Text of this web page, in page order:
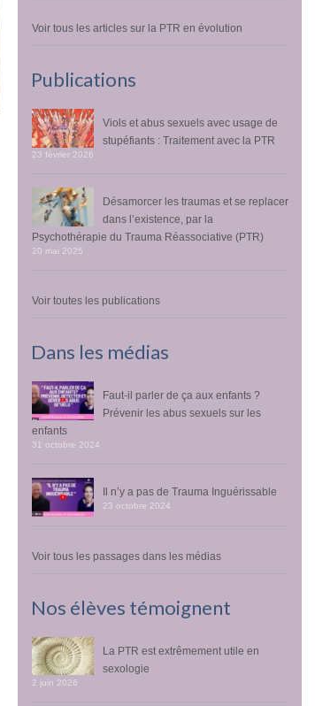
Voir tous les articles sur la PTR en évolution
Publications
Viols et abus sexuels avec usage de
stupéfiants : Traitement avec la PTR
23 février 2026
Désamorcer les traumas et se replacer
dans l’existence, par la
Psychothérapie du Trauma Réassociative (PTR)
20 mai 2025
Voir toutes les publications
Dans les médias
Faut-il parler de ça aux enfants ?
Prévenir les abus sexuels sur les
enfants
31 octobre 2024
Il n’y a pas de Trauma Inguérissable
23 octobre 2024
Voir tous les passages dans les médias
Nos élèves témoignent
La PTR est extrêmement utile en
sexologie
2 juin 2026